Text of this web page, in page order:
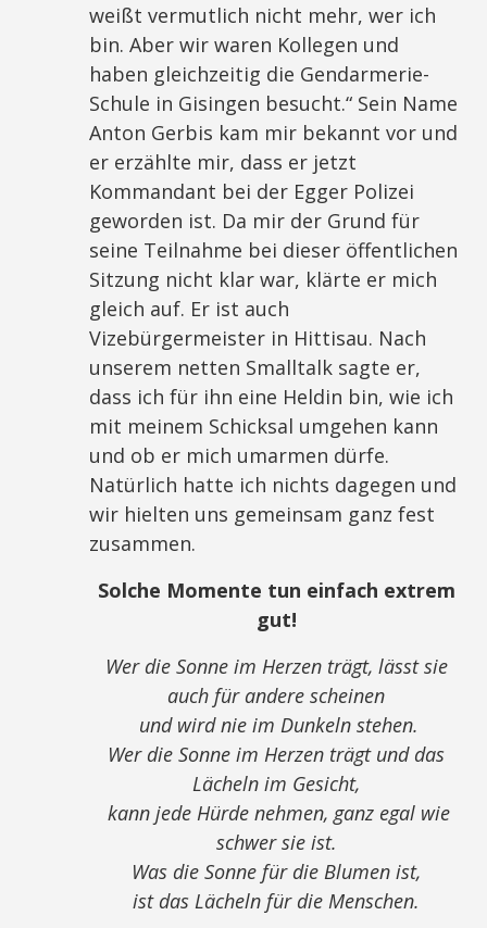
weißt vermutlich nicht mehr, wer ich
bin. Aber wir waren Kollegen und
haben gleichzeitig die Gendarmerie-
Schule in Gisingen besucht.“ Sein Name
Anton Gerbis kam mir bekannt vor und
er erzählte mir, dass er jetzt
Kommandant bei der Egger Polizei
geworden ist. Da mir der Grund für
seine Teilnahme bei dieser öffentlichen
Sitzung nicht klar war, klärte er mich
gleich auf. Er ist auch
Vizebürgermeister in Hittisau. Nach
unserem netten Smalltalk sagte er,
dass ich für ihn eine Heldin bin, wie ich
mit meinem Schicksal umgehen kann
und ob er mich umarmen dürfe.
Natürlich hatte ich nichts dagegen und
wir hielten uns gemeinsam ganz fest
zusammen.
Solche Momente tun einfach extrem
gut!
Wer die Sonne im Herzen trägt, lässt sie
auch für andere scheinen
und wird nie im Dunkeln stehen.
Wer die Sonne im Herzen trägt und das
Lächeln im Gesicht,
kann jede Hürde nehmen, ganz egal wie
schwer sie ist.
Was die Sonne für die Blumen ist,
ist das Lächeln für die Menschen.